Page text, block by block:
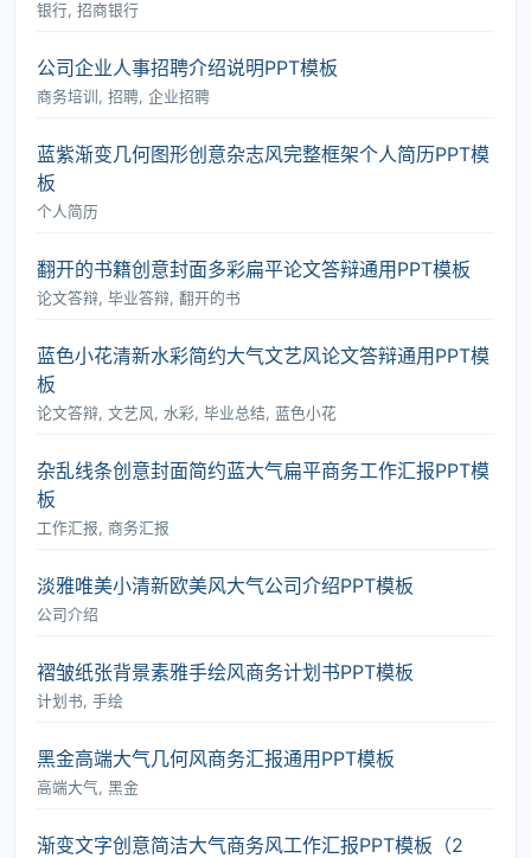
银行, 招商银行
公司企业人事招聘介绍说明PPT模板
商务培训, 招聘, 企业招聘
蓝紫渐变几何图形创意杂志风完整框架个人简历PPT模
板
个人简历
翻开的书籍创意封面多彩扁平论文答辩通用PPT模板
论文答辩, 毕业答辩, 翻开的书
蓝色小花清新水彩简约大气文艺风论文答辩通用PPT模
板
论文答辩, 文艺风, 水彩, 毕业总结, 蓝色小花
杂乱线条创意封面简约蓝大气扁平商务工作汇报PPT模
板
工作汇报, 商务汇报
淡雅唯美小清新欧美风大气公司介绍PPT模板
公司介绍
褶皱纸张背景素雅手绘风商务计划书PPT模板
计划书, 手绘
黑金高端大气几何风商务汇报通用PPT模板
高端大气, 黑金
渐变文字创意简洁大气商务风工作汇报PPT模板（2